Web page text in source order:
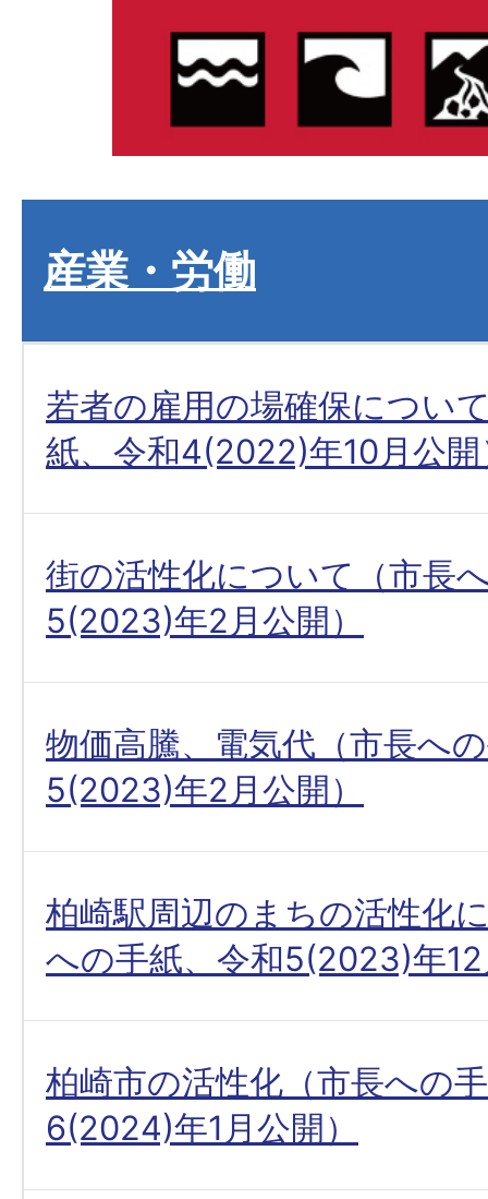
産業・労働
若者の雇用の場確保につい
紙、令和4(2022)年10月公開
街の活性化について（市長
5(2023)年2月公開）
物価高騰、電気代（市長へ
5(2023)年2月公開）
柏崎駅周辺のまちの活性化
への手紙、令和5(2023)年
柏崎市の活性化（市長への
6(2024)年1月公開）